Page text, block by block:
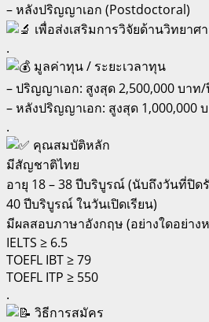
– หลังปริญญาเอก (Postdoctoral)
เพื่อส่งเสริมการวิจัยด้านวิทยา
.
มูลค่าทุน / ระยะเวลาทุน
– ปริญญาเอก: สูงสุด 2,500,000 บาท/
– หลังปริญญาเอก: สูงสุด 1,000,000
.
คุณสมบัติหลัก
มีสัญชาติไทย
อายุ 18 – 38 ปีบริบูรณ์ (นับถึงวันที่ปิด
40 ปีบริบูรณ์ ในวันเปิดเรียน)
มีผลสอบภาษาอังกฤษ (อย่างใดอย่าง
IELTS ≥ 6.5
TOEFL IBT ≥ 79
TOEFL ITP ≥ 550
.
วิธีการสมัคร